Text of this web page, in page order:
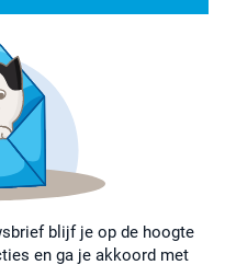
blijf je op de hoogte
en ga je akkoord met